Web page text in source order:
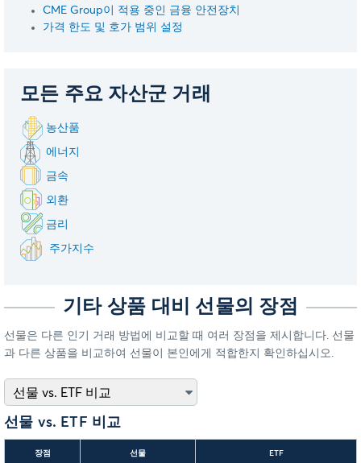
CME Group이 적용 중인 금융 안전장치
가격 한도 및 호가 범위 설정
모든 주요 자산군 거래
농산품
에너지
금속
외환
금리
주가지수
기타 상품 대비 선물의 장점
선물은 다른 인기 거래 방법에 비교할 때 여러 장점을 제시합니다. 선물
과 다른 상품을 비교하여 선물이 본인에게 적합한지 확인하십시오.
선물 vs. ETF 비교
장점 선물 ETF